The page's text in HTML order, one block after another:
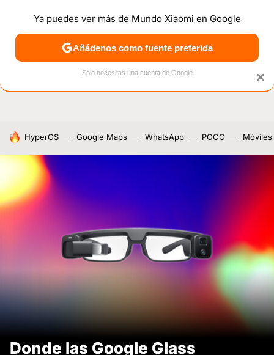
NOTICIAS MÓVILES TUTORIALES OFERTAS
HOY SE HABLA DE
HyperOS Google Maps WhatsApp POCO Móviles
Donde las Google Glass
×
Ya puedes ver más de Mundo Xiaomi en Google
Añádenos como fuente preferida
Solo necesitas una cuenta de Google